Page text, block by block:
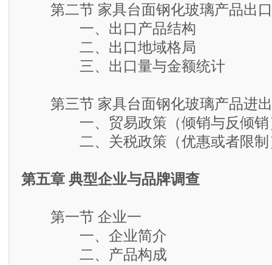
第二节 家具台面钢化玻璃产品出
一、出口产品结构
二、出口地域格局
三、出口量与金额统计
第三节 家具台面钢化玻璃产品进
一、贸易政策（倾销与反倾销
二、关税政策（优惠或者限制
第五章 典型企业与品牌调查
第一节 企业一
一、企业简介
二、产品构成